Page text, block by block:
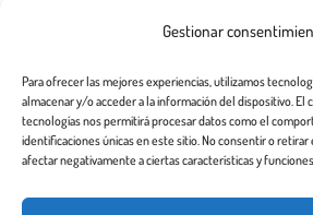
Gestionar
Para ofrecer las mejores experiencias, utilizamos
almacenar y/o acceder a la información del dispositivo. El
tecnologías nos permitirá procesar datos como el
identificaciones únicas en este sitio. No consentir o
afectar negativamente a ciertas características y
Prevención y recomendaciones